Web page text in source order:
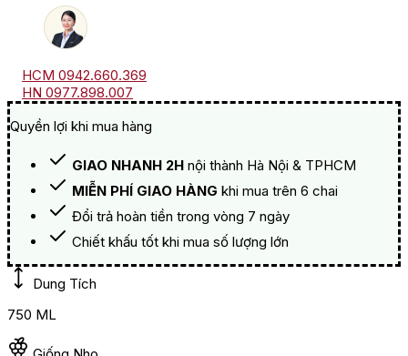
HCM 0942.660.369
HN 0977.898.007
Quyền lợi khi mua hàng
GIAO NHANH 2H nội thành Hà Nội & TPHCM
MIỄN PHÍ GIAO HÀNG khi mua trên 6 chai
Đổi trả hoàn tiền trong vòng 7 ngày
Chiết khấu tốt khi mua số lượng lớn
Dung Tích
750 ML